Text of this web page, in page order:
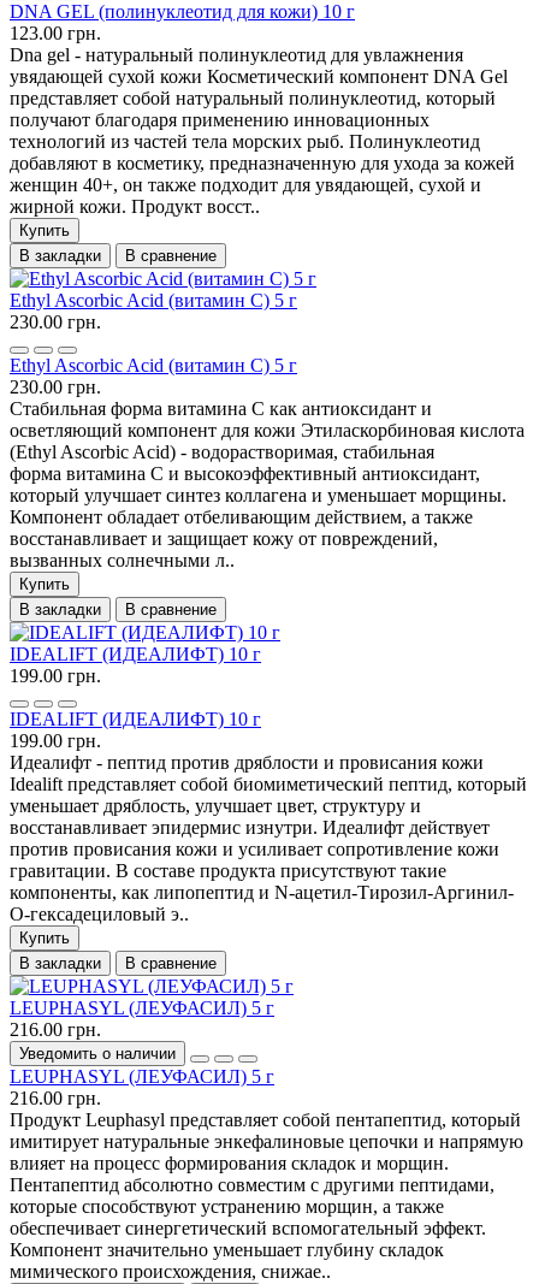
DNA GEL (полинуклеотид для кожи) 10 г
123.00 грн.
Dna gel - натуральный полинуклеотид для увлажнения
увядающей сухой кожи Косметический компонент DNA Gel
представляет собой натуральный полинуклеотид, который
получают благодаря применению инновационных
технологий из частей тела морских рыб. Полинуклеотид
добавляют в косметику, предназначенную для ухода за кожей
женщин 40+, он также подходит для увядающей, сухой и
жирной кожи. Продукт восст..
Купить
В закладки
В сравнение
Ethyl Ascorbic Acid (витамин С) 5 г
230.00 грн.
Ethyl Ascorbic Acid (витамин С) 5 г
230.00 грн.
Cтабильная форма витамина С как антиоксидант и
осветляющий компонент для кожи Этиласкорбиновая кислота
(Ethyl Ascorbic Acid) - водорастворимая, стабильная
форма витамина С и высокоэффективный антиоксидант,
который улучшает синтез коллагена и уменьшает морщины.
Компонент обладает отбеливающим действием, а также
восстанавливает и защищает кожу от повреждений,
вызванных солнечными л..
Купить
В закладки
В сравнение
IDEALIFT (ИДЕАЛИФТ) 10 г
199.00 грн.
IDEALIFT (ИДЕАЛИФТ) 10 г
199.00 грн.
Идеалифт - пептид против дряблости и провисания кожи
Idealift представляет собой биомиметический пептид, который
уменьшает дряблость, улучшает цвет, структуру и
восстанавливает эпидермис изнутри. Идеалифт действует
против провисания кожи и усиливает сопротивление кожи
гравитации. В составе продукта присутствуют такие
компоненты, как липопептид и N-ацетил-Тирозил-Аргинил-
O-гексадециловый э..
Купить
В закладки
В сравнение
LEUPHASYL (ЛЕУФАСИЛ) 5 г
216.00 грн.
Уведомить о наличии
LEUPHASYL (ЛЕУФАСИЛ) 5 г
216.00 грн.
Продукт Leuphasyl представляет собой пентапептид, который
имитирует натуральные энкефалиновые цепочки и напрямую
влияет на процесс формирования складок и морщин.
Пентапептид абсолютно совместим с другими пептидами,
которые способствуют устранению морщин, а также
обеспечивает синергетический вспомогательный эффект.
Компонент значительно уменьшает глубину складок
мимического происхождения, снижае..